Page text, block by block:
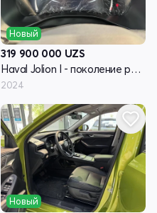
Новый
319 900 000 UZS
Haval Jolion I - поколение рестайлинг
2024
Новый